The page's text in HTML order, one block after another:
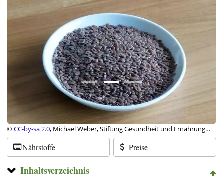
©CC-by-sa 2.0, Michael Weber, Stiftung Gesundheit und Ernährung
Schweiz
Nährstoffe Preise
Inhaltsverzeichnis